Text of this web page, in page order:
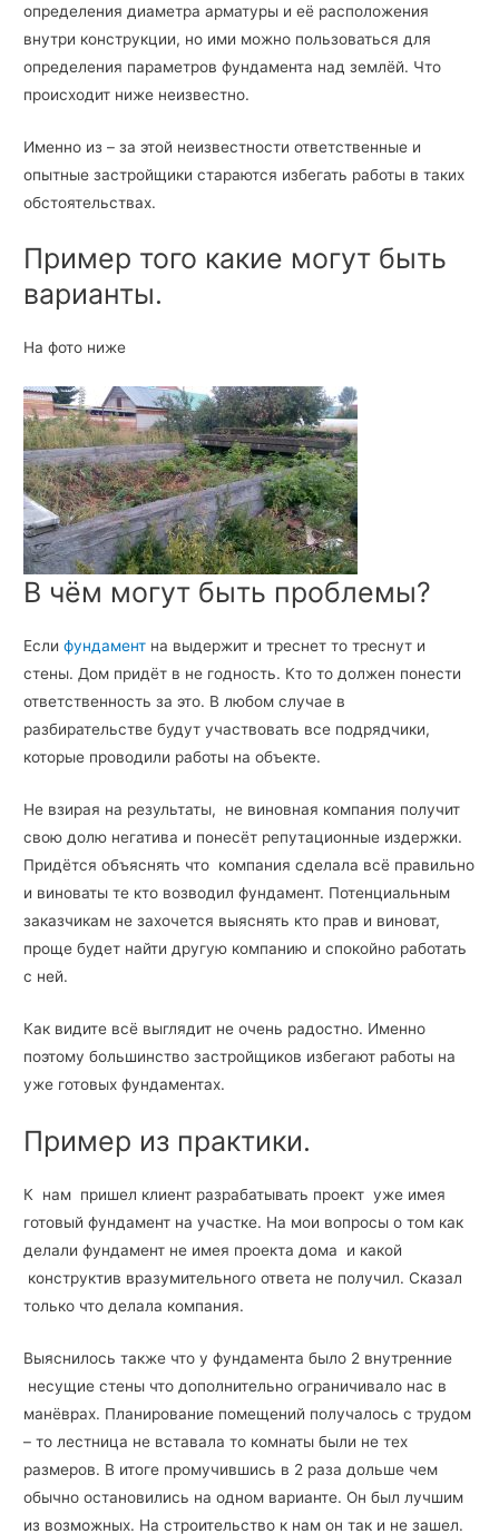
определения диаметра арматуры и её расположения
внутри конструкции, но ими можно пользоваться для
определения параметров фундамента над землёй. Что
происходит ниже неизвестно.
Именно из – за этой неизвестности ответственные и
опытные застройщики стараются избегать работы в таких
обстоятельствах.
Пример того какие могут быть
варианты.
На фото ниже
В чём могут быть проблемы?
Еслифундамент на выдержит и треснет то треснут и
стены. Дом придёт в не годность. Кто то должен понести
ответственность за это. В любом случае в
разбирательстве будут участвовать все подрядчики,
которые проводили работы на объекте.
Не взирая на результаты, не виновная компания получит
свою долю негатива и понесёт репутационные издержки.
Придётся объяснять что компания сделала всё правильно
и виноваты те кто возводил фундамент. Потенциальным
заказчикам не захочется выяснять кто прав и виноват,
проще будет найти другую компанию и спокойно работать
с ней.
Как видите всё выглядит не очень радостно. Именно
поэтому большинство застройщиков избегают работы на
уже готовых фундаментах.
Пример из практики.
К нам пришел клиент разрабатывать проект уже имея
готовый фундамент на участке. На мои вопросы о том как
делали фундамент не имея проекта дома и какой
конструктив вразумительного ответа не получил. Сказал
только что делала компания.
Выяснилось также что у фундамента было 2 внутренние
несущие стены что дополнительно ограничивало нас в
манёврах. Планирование помещений получалось с трудом
– то лестница не вставала то комнаты были не тех
размеров. В итоге промучившись в 2 раза дольше чем
обычно остановились на одном варианте. Он был лучшим
из возможных. На строительство к нам он так и не зашел.